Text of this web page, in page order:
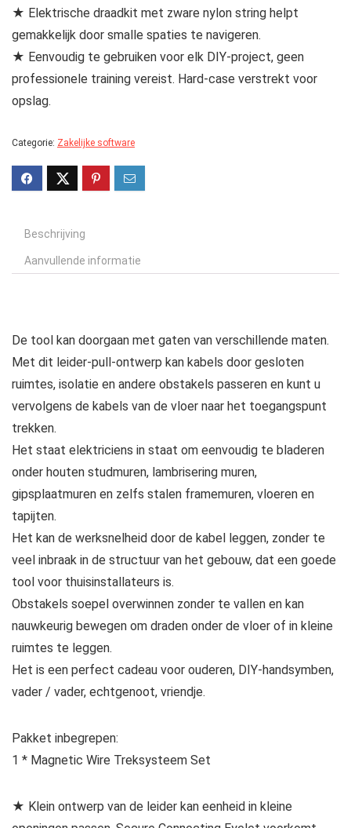
★ Elektrische draadkit met zware nylon string helpt
gemakkelijk door smalle spaties te navigeren.
★ Eenvoudig te gebruiken voor elk DIY-project, geen
professionele training vereist. Hard-case verstrekt voor
opslag.
Categorie: Zakelijke software
Beschrijving
Aanvullende informatie
De tool kan doorgaan met gaten van verschillende maten.
Met dit leider-pull-ontwerp kan kabels door gesloten
ruimtes, isolatie en andere obstakels passeren en kunt u
vervolgens de kabels van de vloer naar het toegangspunt
trekken.
Het staat elektriciens in staat om eenvoudig te bladeren
onder houten studmuren, lambrisering muren,
gipsplaatmuren en zelfs stalen framemuren, vloeren en
tapijten.
Het kan de werksnelheid door de kabel leggen, zonder te
veel inbraak in de structuur van het gebouw, dat een goede
tool voor thuisinstallateurs is.
Obstakels soepel overwinnen zonder te vallen en kan
nauwkeurig bewegen om draden onder de vloer of in kleine
ruimtes te leggen.
Het is een perfect cadeau voor ouderen, DIY-handsymben,
vader / vader, echtgenoot, vriendje.
Pakket inbegrepen:
1 * Magnetic Wire Treksysteem Set
★ Klein ontwerp van de leider kan eenheid in kleine